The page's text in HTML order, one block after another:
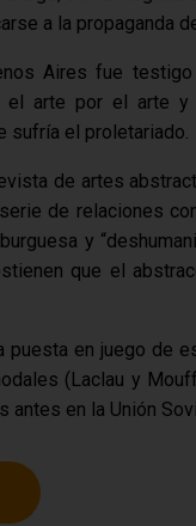
a la propaganda
Aires fue
el arte por el arte
sufría el proletariado.
de artes
de relaciones
y
que el
puesta en juego de
(Laclau y
antes en la Unión